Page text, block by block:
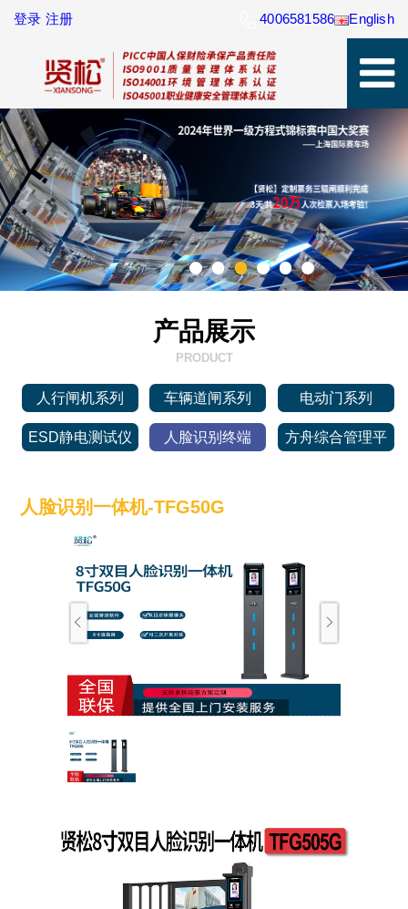
登录 注册 4006581586 English
产品展示
PRODUCT
人行闸机系列 车辆道闸系列 电动门系列
ESD静电测试仪 人脸识别终端
方舟综合管理平
人脸识别一体机-TFG50G